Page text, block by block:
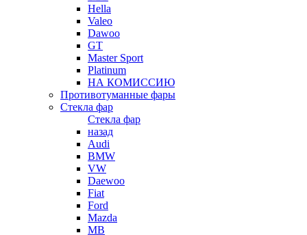
Hella
Valeo
Dawoo
GT
Master Sport
Platinum
НА КОМИССИЮ
Противотуманные фары
Стекла фар
Стекла фар
назад
Audi
BMW
VW
Daewoo
Fiat
Ford
Mazda
MB